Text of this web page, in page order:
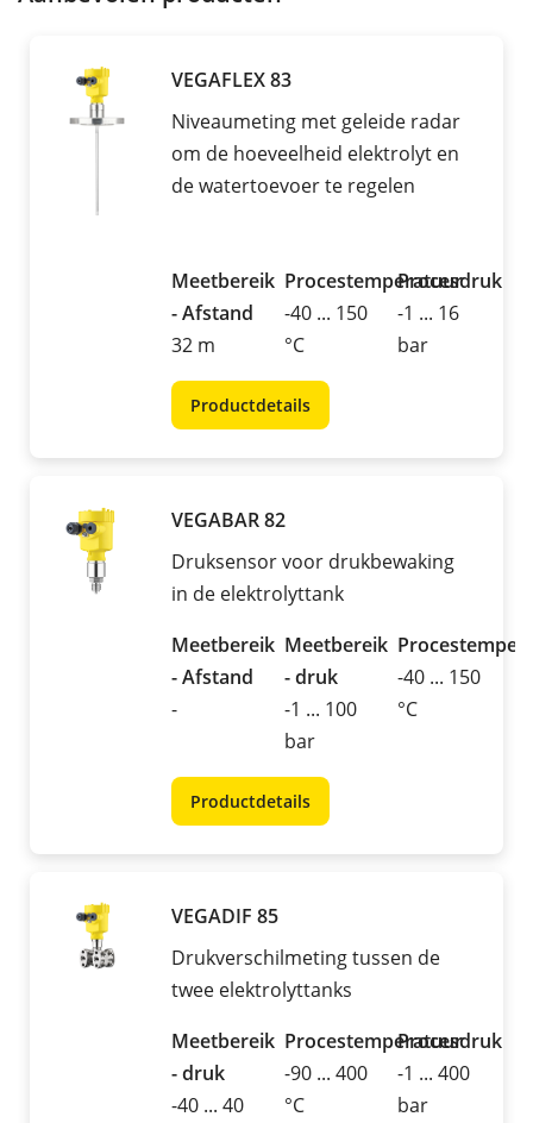
VEGAFLEX 83
Niveaumeting met geleide radar
om de hoeveelheid elektrolyt en
de watertoevoer te regelen
Meetbereik
- Afstand
32 m
Procestemperatuur
-40 ... 150
°C
Procesdruk
-1 ... 16
bar
Productdetails
VEGABAR 82
Druksensor voor drukbewaking
in de elektrolyttank
Meetbereik
- Afstand
-
Meetbereik
- druk
-1 ... 100
bar
-40 ... 150
°C
Productdetails
VEGADIF 85
Drukverschilmeting tussen de
twee elektrolyttanks
Meetbereik
- druk
-40 ... 40
Procestemperatuur
-90 ... 400
°C
Procesdruk
-1 ... 400
bar